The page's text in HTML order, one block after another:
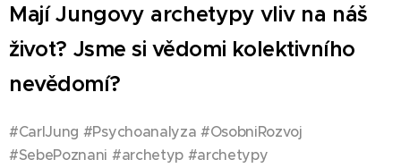
Mají Jungovy archetypy vliv na náš
život? Jsme si vědomi kolektivního
nevědomí?
#CarlJung #Psychoanalyza #OsobniRozvoj
#SebePoznani #archetyp #archetypy